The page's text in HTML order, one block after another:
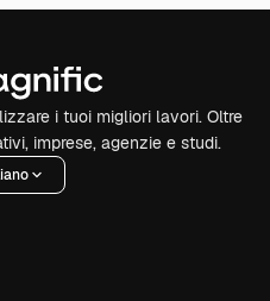
i tuoi migliori lavori. Oltre
imprese, agenzie e studi.